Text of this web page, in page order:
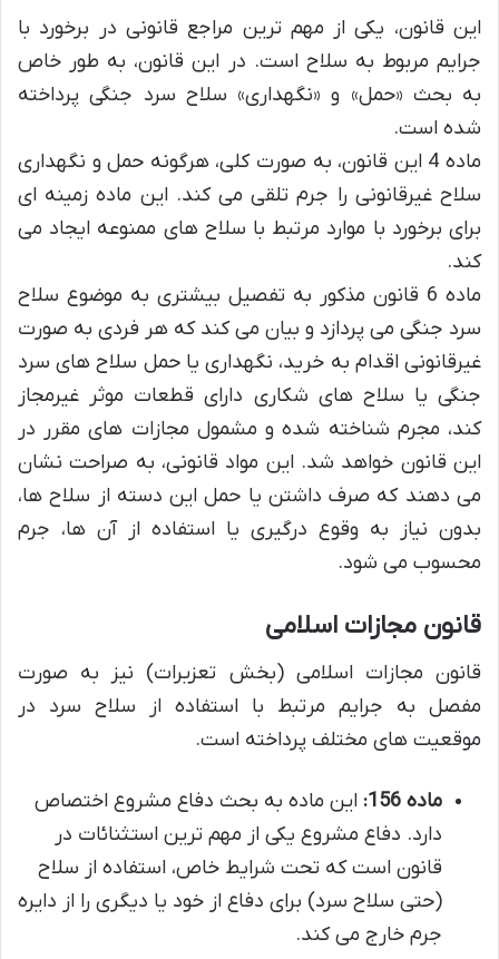
این قانون، یکی از مهم ترین مراجع قانونی در برخورد با
جرایم مربوط به سلاح است. در این قانون، به طور خاص
به بحث «حمل» و «نگهداری» سلاح سرد جنگی پرداخته
شده است.
ماده 4 این قانون، به صورت کلی، هرگونه حمل و نگهداری
سلاح غیرقانونی را جرم تلقی می کند. این ماده زمینه ای
برای برخورد با موارد مرتبط با سلاح های ممنوعه ایجاد می
کند.
ماده 6 قانون مذکور به تفصیل بیشتری به موضوع سلاح
سرد جنگی می پردازد و بیان می کند که هر فردی به صورت
غیرقانونی اقدام به خرید، نگهداری یا حمل سلاح های سرد
جنگی یا سلاح های شکاری دارای قطعات موثر غیرمجاز
کند، مجرم شناخته شده و مشمول مجازات های مقرر در
این قانون خواهد شد. این مواد قانونی، به صراحت نشان
می دهند که صرف داشتن یا حمل این دسته از سلاح ها،
بدون نیاز به وقوع درگیری یا استفاده از آن ها، جرم
محسوب می شود.
قانون مجازات اسلامی
قانون مجازات اسلامی (بخش تعزیرات) نیز به صورت
مفصل به جرایم مرتبط با استفاده از سلاح سرد در
موقعیت های مختلف پرداخته است.
ماده 156:
این ماده به بحث دفاع مشروع اختصاص
دارد. دفاع مشروع یکی از مهم ترین استثنائات در
قانون است که تحت شرایط خاص، استفاده از سلاح
(حتی سلاح سرد) برای دفاع از خود یا دیگری را از دایره
جرم خارج می کند.